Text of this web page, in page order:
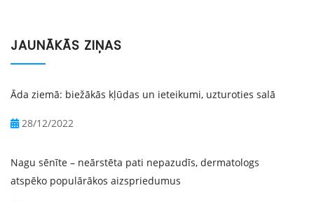
JAUNĀKĀS ZIŅAS
Āda ziemā: biežākās kļūdas un ieteikumi, uzturoties salā
28/12/2022
Nagu sēnīte – neārstēta pati nepazudīs, dermatologs
atspēko populārākos aizspriedumus